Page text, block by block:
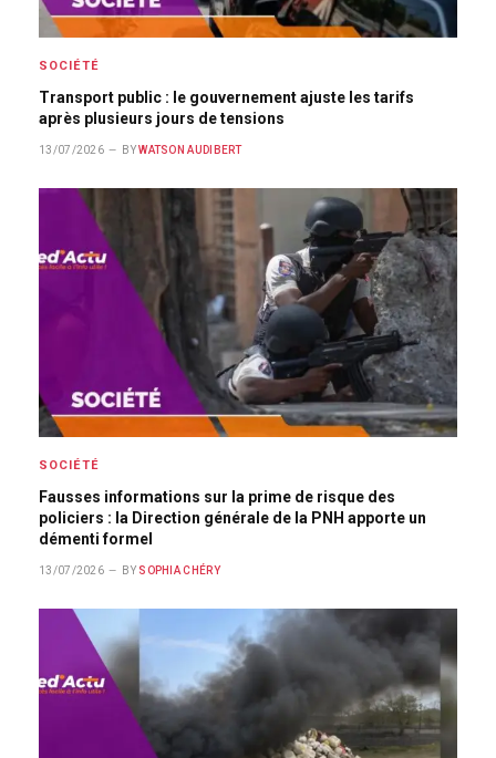
SOCIÉTÉ
Transport public : le gouvernement ajuste les tarifs
après plusieurs jours de tensions
13/07/2026 BY WATSON AUDIBERT
SOCIÉTÉ
Fausses informations sur la prime de risque des
policiers : la Direction générale de la PNH apporte un
démenti formel
13/07/2026 BY SOPHIA CHÉRY